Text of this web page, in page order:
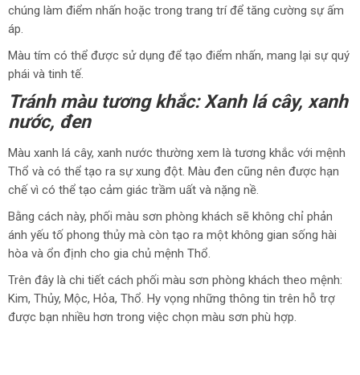
chúng làm điểm nhấn hoặc trong trang trí để tăng cường sự ấm
áp.
Màu tím có thể được sử dụng để tạo điểm nhấn, mang lại sự quý
phái và tinh tế.
Tránh màu tương khắc: Xanh lá cây, xanh
nước, đen
Màu xanh lá cây, xanh nước thường xem là tương khắc với mệnh
Thổ và có thể tạo ra sự xung đột. Màu đen cũng nên được hạn
chế vì có thể tạo cảm giác trầm uất và nặng nề.
Bằng cách này, phối màu sơn phòng khách sẽ không chỉ phản
ánh yếu tố phong thủy mà còn tạo ra một không gian sống hài
hòa và ổn định cho gia chủ mệnh Thổ.
Trên đây là chi tiết cách phối màu sơn phòng khách theo mệnh:
Kim, Thủy, Mộc, Hỏa, Thổ. Hy vọng những thông tin trên hỗ trợ
được bạn nhiều hơn trong việc chọn màu sơn phù hợp.